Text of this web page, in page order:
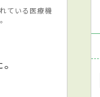
ている医療機